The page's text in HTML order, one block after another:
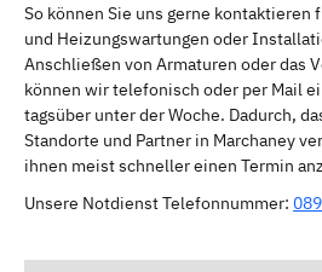
So können Sie uns gerne kontaktieren
und Heizungswartungen oder
Anschließen von Armaturen oder das
können wir telefonisch oder per Mail
tagsüber unter der Woche. Dadurch,
Standorte und Partner in Marchaney
ihnen meist schneller einen Termin
Unsere Notdienst Telefonnummer: